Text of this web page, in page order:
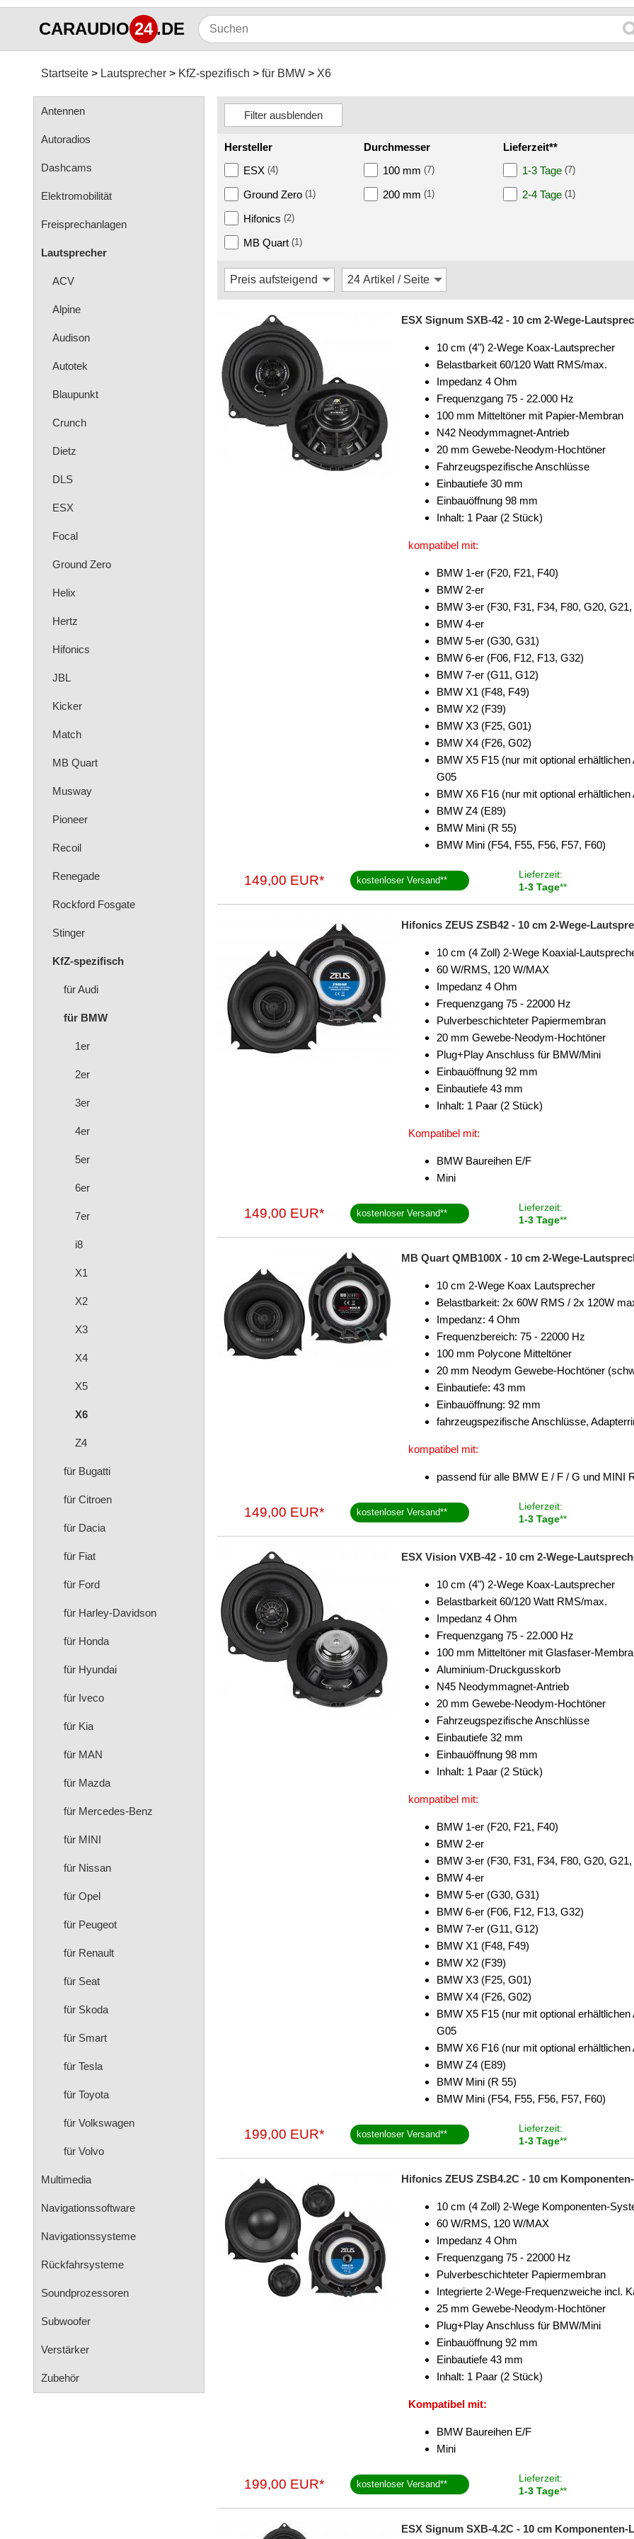
CARAUDIO 24.DE
Startseite Lautsprecher KfZ-spezifisch für BMW X6
Antennen
Autoradios
Dashcams
Elektromobilität
Freisprechanlagen
Lautsprecher
ACV
Alpine
Audison
Autotek
Blaupunkt
Crunch
Dietz
DLS
ESX
Focal
Ground Zero
Helix
Hertz
Hifonics
JBL
Kicker
Match
MB Quart
Musway
Pioneer
Recoil
Renegade
Rockford Fosgate
Stinger
KfZ-spezifisch
für Audi
für BMW
1er
2er
3er
4er
5er
6er
7er
i8
X1
X2
X3
X4
X5
X6
Z4
für Bugatti
für Citroen
für Dacia
für Fiat
für Ford
für Harley-Davidson
für Honda
für Hyundai
für Iveco
für Kia
für MAN
für Mazda
für Mercedes-Benz
für MINI
für Nissan
für Opel
für Peugeot
für Renault
für Seat
für Skoda
für Smart
für Tesla
für Toyota
für Volkswagen
für Volvo
Multimedia
Navigationssoftware
Navigationssysteme
Rückfahrsysteme
Soundprozessoren
Subwoofer
Verstärker
Zubehör
Hersteller
ESX (4)
Ground Zero (1)
Hifonics (2)
MB Quart (1)
Durchmesser
100 mm (7)
200 mm (1)
Lieferzeit**
1-3 Tage (7)
2-4 Tage (1)
ESX Signum SXB-42 - 10 cm 2-Wege-
10 cm (4") 2-Wege Koax-Lautsprecher
Belastbarkeit 60/120 Watt RMS/max.
Impedanz 4 Ohm
Frequenzgang 75 - 22.000 Hz
100 mm Mitteltöner mit Papier-Membran
N42 Neodymmagnet-Antrieb
20 mm Gewebe-Neodym-Hochtöner
Fahrzeugspezifische Anschlüsse
Einbautiefe 30 mm
Einbauöffnung 98 mm
Inhalt: 1 Paar (2 Stück)
kompatibel mit:
BMW 1-er (F20, F21, F40)
BMW 2-er
BMW 3-er (F30, F31, F34, F80, G20,
BMW 4-er
BMW 5-er (G30, G31)
BMW 6-er (F06, F12, F13, G32)
BMW 7-er (G11, G12)
BMW X1 (F48, F49)
BMW X2 (F39)
BMW X3 (F25, G01)
BMW X4 (F26, G02)
BMW X5 F15 (nur mit optional
G05
BMW X6 F16 (nur mit optional erhältlichen
BMW Z4 (E89)
BMW Mini (R 55)
BMW Mini (F54, F55, F56, F57, F60)
149,00 EUR* kostenloser Versand**
Lieferzeit:
1-3 Tage**
Hifonics ZEUS ZSB42 - 10 cm 2-Wege-
10 cm (4 Zoll) 2-Wege Koaxial-
60 W/RMS, 120 W/MAX
Impedanz 4 Ohm
Frequenzgang 75 - 22000 Hz
Pulverbeschichteter Papiermembran
20 mm Gewebe-Neodym-Hochtöner
Plug+Play Anschluss für BMW/Mini
Einbauöffnung 92 mm
Einbautiefe 43 mm
Inhalt: 1 Paar (2 Stück)
Kompatibel mit:
BMW Baureihen E/F
Mini
149,00 EUR* kostenloser Versand**
Lieferzeit:
1-3 Tage**
MB Quart QMB100X - 10 cm 2-Wege-
10 cm 2-Wege Koax Lautsprecher
Belastbarkeit: 2x 60W RMS / 2x 120W
Impedanz: 4 Ohm
Frequenzbereich: 75 - 22000 Hz
100 mm Polycone Mitteltöner
20 mm Neodym Gewebe-Hochtöner
Einbautiefe: 43 mm
Einbauöffnung: 92 mm
fahrzeugspezifische Anschlüsse,
kompatibel mit:
passend für alle BMW E / F / G und MINI
149,00 EUR* kostenloser Versand**
Lieferzeit:
1-3 Tage**
ESX Vision VXB-42 - 10 cm 2-Wege-
10 cm (4") 2-Wege Koax-Lautsprecher
Belastbarkeit 60/120 Watt RMS/max.
Impedanz 4 Ohm
Frequenzgang 75 - 22.000 Hz
100 mm Mitteltöner mit Glasfaser-
Aluminium-Druckgusskorb
N45 Neodymmagnet-Antrieb
20 mm Gewebe-Neodym-Hochtöner
Fahrzeugspezifische Anschlüsse
Einbautiefe 32 mm
Einbauöffnung 98 mm
Inhalt: 1 Paar (2 Stück)
kompatibel mit:
BMW 1-er (F20, F21, F40)
BMW 2-er
BMW 3-er (F30, F31, F34, F80, G20,
BMW 4-er
BMW 5-er (G30, G31)
BMW 6-er (F06, F12, F13, G32)
BMW 7-er (G11, G12)
BMW X1 (F48, F49)
BMW X2 (F39)
BMW X3 (F25, G01)
BMW X4 (F26, G02)
BMW X5 F15 (nur mit optional
G05
BMW X6 F16 (nur mit optional erhältlichen
BMW Z4 (E89)
BMW Mini (R 55)
BMW Mini (F54, F55, F56, F57, F60)
199,00 EUR* kostenloser Versand**
Lieferzeit:
1-3 Tage**
Hifonics ZEUS ZSB4.2C - 10 cm
10 cm (4 Zoll) 2-Wege Komponenten-
60 W/RMS, 120 W/MAX
Impedanz 4 Ohm
Frequenzgang 75 - 22000 Hz
Pulverbeschichteter Papiermembran
Integrierte 2-Wege-Frequenzweiche incl.
25 mm Gewebe-Neodym-Hochtöner
Plug+Play Anschluss für BMW/Mini
Einbauöffnung 92 mm
Einbautiefe 43 mm
Inhalt: 1 Paar (2 Stück)
Kompatibel mit:
BMW Baureihen E/F
Mini
199,00 EUR* kostenloser Versand**
Lieferzeit:
1-3 Tage**
ESX Signum SXB-4.2C - 10 cm